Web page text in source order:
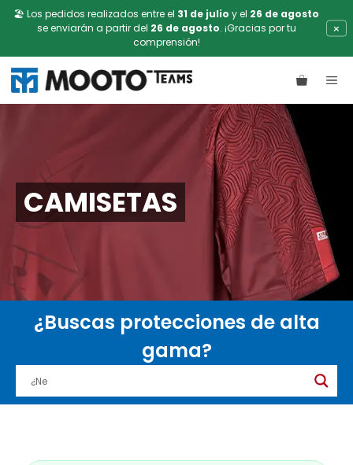
🏖️ Los pedidos realizados entre el 31 de julio y el 26 de agosto
se enviarán a partir del 26 de agosto. ¡Gracias por tu
comprensión!
×
Saltar
contenido
CAMISETAS
¿Buscas protecciones de alta
gama?